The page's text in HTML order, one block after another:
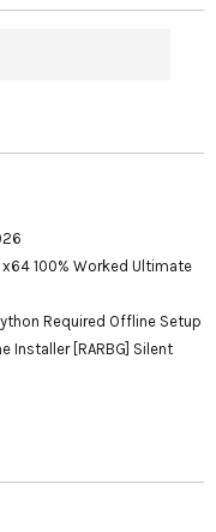
100% Worked Ultimate
Required Offline Setup
Installer [RARBG] Silent